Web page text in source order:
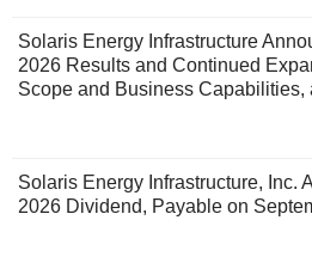
Solaris Energy Infrastructure
2026 Results and Continued
Scope and Business
Solaris Energy Infrastructure, Inc.
2026 Dividend, Payable on